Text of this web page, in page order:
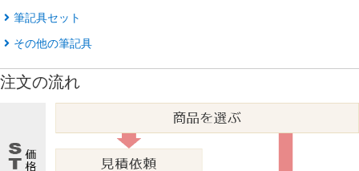
筆記具セット
その他の筆記具
注文の流れ